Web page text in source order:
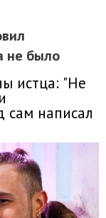
не было
истца: "Не
сам написал